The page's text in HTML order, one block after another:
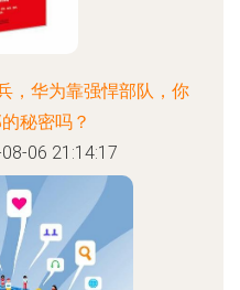
，华为靠强悍部队，你
秘密吗？
06 21:14:17